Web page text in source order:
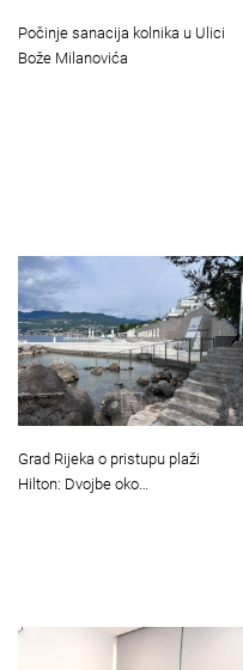
Počinje sanacija kolnika u Ulici
Bože Milanovića
Grad Rijeka o pristupu plaži
Hilton: Dvojbe oko…